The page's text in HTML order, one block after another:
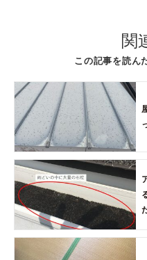
関
この記事を読ん